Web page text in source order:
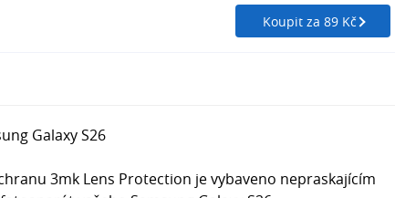
Koupit za 89 Kč
Galaxy S26
3mk Lens Protection je vybaveno nepraskajícím